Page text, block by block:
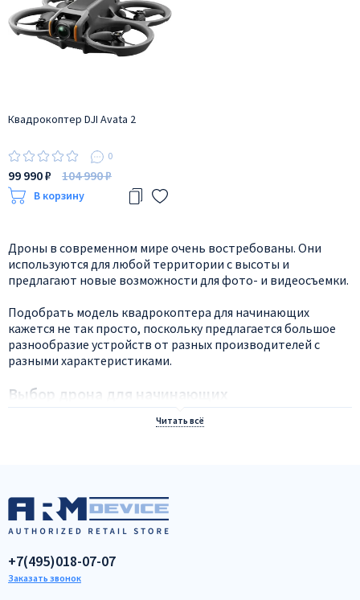
Квадрокоптер DJI Avata 2
0
99 990 ₽ 104 990 ₽
В корзину
Дроны в современном мире очень востребованы. Они
используются для любой территории с высоты и
предлагают новые возможности для фото- и видеосъемки.
Подобрать модель квадрокоптера для начинающих
кажется не так просто, поскольку предлагается большое
разнообразие устройств от разных производителей с
разными характеристиками.
Выбор дрона для начинающих
При выборе квадрокоптера для начинающего следует
дроны, которые помогут поднять свои навыки на новый
уровень.
При выборе необходимо обратить внимание на
следующие параметры:
+7(495)018-07-07
Заказать звонок